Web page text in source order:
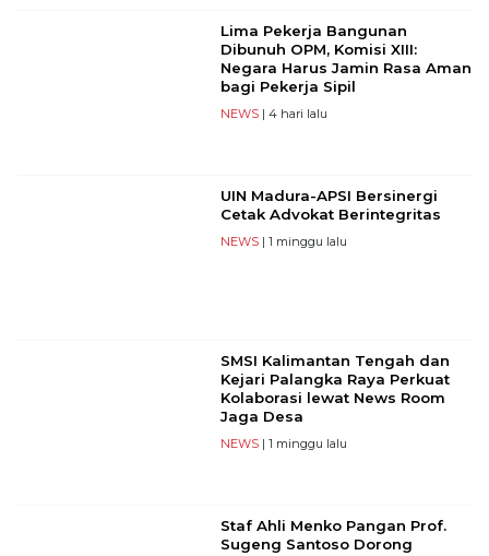
Lima Pekerja Bangunan
Dibunuh OPM, Komisi XIII:
Negara Harus Jamin Rasa Aman
bagi Pekerja Sipil
NEWS| 4 hari lalu
UIN Madura-APSI Bersinergi
Cetak Advokat Berintegritas
NEWS| 1 minggu lalu
SMSI Kalimantan Tengah dan
Kejari Palangka Raya Perkuat
Kolaborasi lewat News Room
Jaga Desa
NEWS| 1 minggu lalu
Staf Ahli Menko Pangan Prof.
Sugeng Santoso Dorong